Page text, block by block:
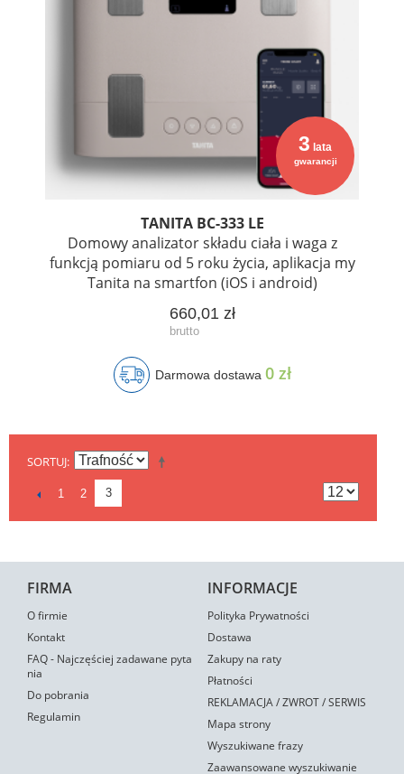
3 lata
gwarancji
TANITA BC-333 LE
Domowy analizator składu ciała i waga z
funkcją pomiaru od 5 roku życia, aplikacja my
Tanita na smartfon (iOS i android)
660,01 zł
Darmowa dostawa 0 zł
SORTUJ
1 2 3
FIRMA
O firmie
Kontakt
FAQ - Najczęściej zadawane pyta
nia
Do pobrania
Regulamin
INFORMACJE
Polityka Prywatności
Dostawa
Zakupy na raty
Płatności
REKLAMACJA / ZWROT / SERWIS
Mapa strony
Wyszukiwane frazy
Zaawansowane wyszukiwanie